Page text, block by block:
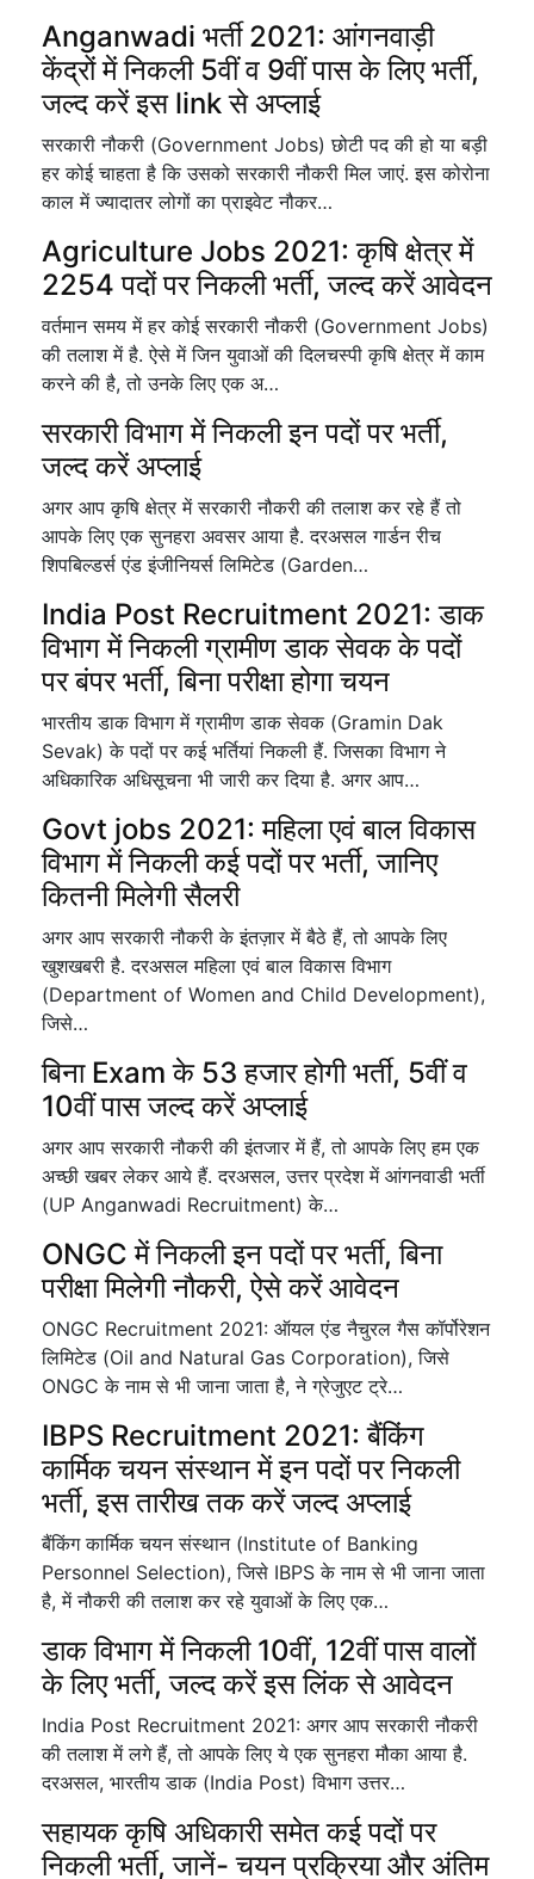
Anganwadi भर्ती 2021: आंगनवाड़ी
केंद्रों में निकली 5वीं व 9वीं पास के लिए भर्ती,
जल्द करें इस link से अप्लाई
सरकारी नौकरी (Government Jobs) छोटी पद की हो या बड़ी
हर कोई चाहता है कि उसको सरकारी नौकरी मिल जाएं. इस कोरोना
काल में ज्यादातर लोगों का प्राइवेट नौकर…
Agriculture Jobs 2021: कृषि क्षेत्र में
2254 पदों पर निकली भर्ती, जल्द करें आवेदन
वर्तमान समय में हर कोई सरकारी नौकरी (Government Jobs)
की तलाश में है. ऐसे में जिन युवाओं की दिलचस्पी कृषि क्षेत्र में काम
करने की है, तो उनके लिए एक अ…
सरकारी विभाग में निकली इन पदों पर भर्ती,
जल्द करें अप्लाई
अगर आप कृषि क्षेत्र में सरकारी नौकरी की तलाश कर रहे हैं तो
आपके लिए एक सुनहरा अवसर आया है. दरअसल गार्डन रीच
शिपबिल्डर्स एंड इंजीनियर्स लिमिटेड (Garden…
India Post Recruitment 2021: डाक
विभाग में निकली ग्रामीण डाक सेवक के पदों
पर बंपर भर्ती, बिना परीक्षा होगा चयन
भारतीय डाक विभाग में ग्रामीण डाक सेवक (Gramin Dak
Sevak) के पदों पर कई भर्तियां निकली हैं. जिसका विभाग ने
अधिकारिक अधिसूचना भी जारी कर दिया है. अगर आप…
Govt jobs 2021: महिला एवं बाल विकास
विभाग में निकली कई पदों पर भर्ती, जानिए
कितनी मिलेगी सैलरी
अगर आप सरकारी नौकरी के इंतज़ार में बैठे हैं, तो आपके लिए
खुशखबरी है. दरअसल महिला एवं बाल विकास विभाग
(Department of Women and Child Development),
जिसे…
बिना Exam के 53 हजार होगी भर्ती, 5वीं व
10वीं पास जल्द करें अप्लाई
अगर आप सरकारी नौकरी की इंतजार में हैं, तो आपके लिए हम एक
अच्छी खबर लेकर आये हैं. दरअसल, उत्तर प्रदेश में आंगनवाडी भर्ती
(UP Anganwadi Recruitment) के…
ONGC में निकली इन पदों पर भर्ती, बिना
परीक्षा मिलेगी नौकरी, ऐसे करें आवेदन
ONGC Recruitment 2021: ऑयल एंड नैचुरल गैस कॉर्पोरेशन
लिमिटेड (Oil and Natural Gas Corporation), जिसे
ONGC के नाम से भी जाना जाता है, ने ग्रेजुएट ट्रे…
IBPS Recruitment 2021: बैंकिंग
कार्मिक चयन संस्थान में इन पदों पर निकली
भर्ती, इस तारीख तक करें जल्द अप्लाई
बैंकिंग कार्मिक चयन संस्थान (Institute of Banking
Personnel Selection), जिसे IBPS के नाम से भी जाना जाता
है, में नौकरी की तलाश कर रहे युवाओं के लिए एक…
डाक विभाग में निकली 10वीं, 12वीं पास वालों
के लिए भर्ती, जल्द करें इस लिंक से आवेदन
India Post Recruitment 2021: अगर आप सरकारी नौकरी
की तलाश में लगे हैं, तो आपके लिए ये एक सुनहरा मौका आया है.
दरअसल, भारतीय डाक (India Post) विभाग उत्तर…
सहायक कृषि अधिकारी समेत कई पदों पर
निकली भर्ती, जानें- चयन प्रक्रिया और अंतिम